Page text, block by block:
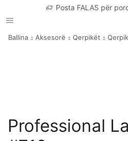
Posta FALAS për
Ballina Aksesorë Qerpikët
Professional